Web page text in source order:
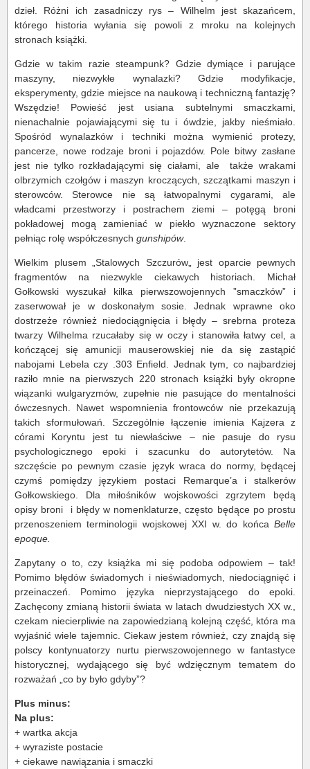
dzieł. Różni ich zasadniczy rys – Wilhelm jest skazańcem,
którego historia wyłania się powoli z mroku na kolejnych
stronach książki.
Gdzie w takim razie steampunk? Gdzie dymiące i parujące
maszyny, niezwykłe wynalazki? Gdzie modyfikacje,
eksperymenty, gdzie miejsce na naukową i techniczną fantazję?
Wszędzie! Powieść jest usiana subtelnymi smaczkami,
nienachalnie pojawiającymi się tu i ówdzie, jakby nieśmiało.
Spośród wynalazków i techniki można wymienić protezy,
pancerze, nowe rodzaje broni i pojazdów. Pole bitwy zasłane
jest nie tylko rozkładającymi się ciałami, ale także wrakami
olbrzymich czołgów i maszyn kroczących, szczątkami maszyn i
sterowców. Sterowce nie są łatwopalnymi cygarami, ale
władcami przestworzy i postrachem ziemi – potęgą broni
pokładowej mogą zamieniać w piekło wyznaczone sektory
pełniąc rolę współczesnych gunshipów.
Wielkim plusem „Stalowych Szczurów„ jest oparcie pewnych
fragmentów na niezwykle ciekawych historiach. Michał
Gołkowski wyszukał kilka pierwszowojennych ”smaczków” i
zaserwował je w doskonałym sosie. Jednak wprawne oko
dostrzeże również niedociągnięcia i błędy – srebrna proteza
twarzy Wilhelma rzucałaby się w oczy i stanowiła łatwy cel, a
kończącej się amunicji mauserowskiej nie da się zastąpić
nabojami Lebela czy .303 Enfield. Jednak tym, co najbardziej
raziło mnie na pierwszych 220 stronach książki były okropne
wiązanki wulgaryzmów, zupełnie nie pasujące do mentalności
ówczesnych. Nawet wspomnienia frontowców nie przekazują
takich sformułowań. Szczególnie łączenie imienia Kajzera z
córami Koryntu jest tu niewłaściwe – nie pasuje do rysu
psychologicznego epoki i szacunku do autorytetów. Na
szczęście po pewnym czasie język wraca do normy, będącej
czymś pomiędzy językiem postaci Remarque’a i stalkerów
Gołkowskiego. Dla miłośników wojskowości zgrzytem będą
opisy broni i błędy w nomenklaturze, często będące po prostu
przenoszeniem terminologii wojskowej XXI w. do końca Belle
epoque.
Zapytany o to, czy książka mi się podoba odpowiem – tak!
Pomimo błędów świadomych i nieświadomych, niedociągnięć i
przeinaczeń. Pomimo języka nieprzystającego do epoki.
Zachęcony zmianą historii świata w latach dwudziestych XX w.,
czekam niecierpliwie na zapowiedzianą kolejną część, która ma
wyjaśnić wiele tajemnic. Ciekaw jestem również, czy znajdą się
polscy kontynuatorzy nurtu pierwszowojennego w fantastyce
historycznej, wydającego się być wdzięcznym tematem do
rozważań „co by było gdyby”?
Plus minus:
Na plus:
+ wartka akcja
+ wyraziste postacie
+ ciekawe nawiązania i smaczki